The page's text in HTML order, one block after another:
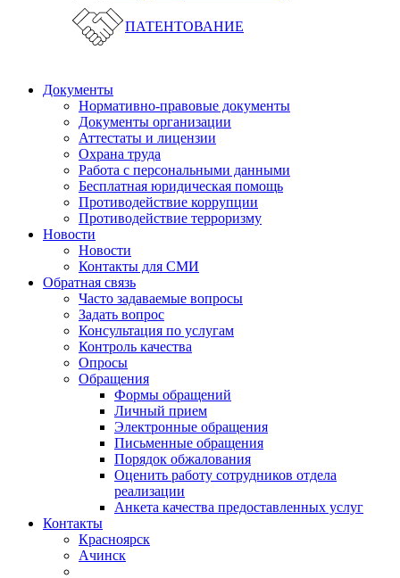
ПАТЕНТОВАНИЕ
Документы
Нормативно-правовые документы
Документы организации
Аттестаты и лицензии
Охрана труда
Работа с персональными данными
Бесплатная юридическая помощь
Противодействие коррупции
Противодействие терроризму
Новости
Новости
Контакты для СМИ
Обратная связь
Часто задаваемые вопросы
Задать вопрос
Консультация по услугам
Контроль качества
Опросы
Обращения
Формы обращений
Личный прием
Электронные обращения
Письменные обращения
Порядок обжалования
Оценить работу сотрудников отдела
реализации
Анкета качества предоставленных услуг
Контакты
Красноярск
Ачинск